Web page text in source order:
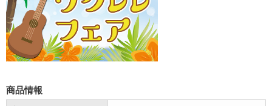
商品情報